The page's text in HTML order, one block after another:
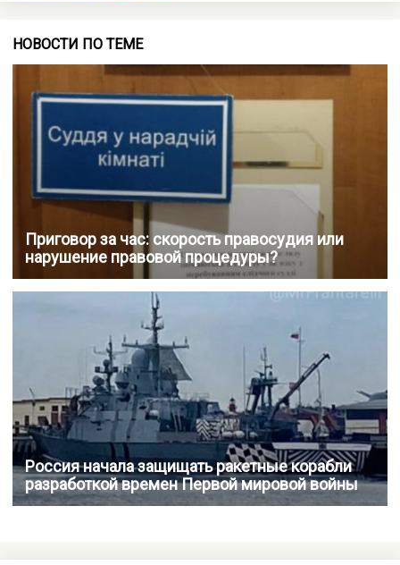
НОВОСТИ ПО ТЕМЕ
Приговор за час: скорость правосудия или
нарушение правовой процедуры?
Россия начала защищать ракетные корабли
разработкой времен Первой мировой войны